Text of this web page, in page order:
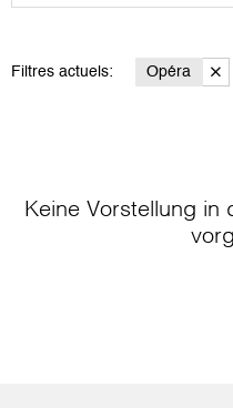
Filtres actuels: Opéra
Keine Vorstellung in